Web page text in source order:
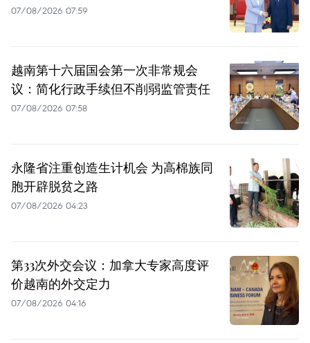
07/08/2026 07:59
越南第十六届国会第一次非常规会
议：简化行政手续但不削弱监管责任
07/08/2026 07:58
永隆省注重创造生计机会 为高棉族同
胞开辟脱贫之路
07/08/2026 04:23
第33次外交会议：加拿大专家高度评
价越南的外交定力
07/08/2026 04:16